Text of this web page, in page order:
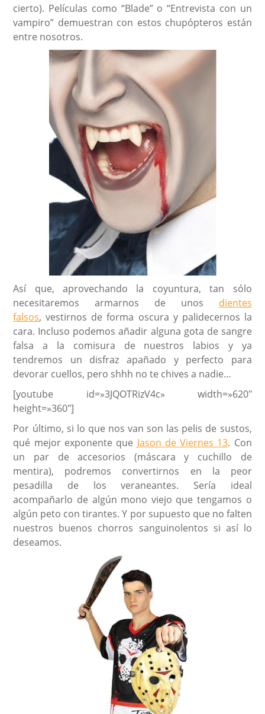
cierto). Películas como “Blade” o “Entrevista con un
vampiro” demuestran con estos chupópteros están
entre nosotros.
Así que, aprovechando la coyuntura, tan sólo
necesitaremos armarnos de unos dientes
falsos, vestirnos de forma oscura y palidecernos la
cara. Incluso podemos añadir alguna gota de sangre
falsa a la comisura de nuestros labios y ya
tendremos un disfraz apañado y perfecto para
devorar cuellos, pero shhh no te chives a nadie…
[youtube id=»3JQOTRizV4c» width=»620″
height=»360″]
Por último, si lo que nos van son las pelis de sustos,
qué mejor exponente que Jason de Viernes 13. Con
un par de accesorios (máscara y cuchillo de
mentira), podremos convertirnos en la peor
pesadilla de los veraneantes. Sería ideal
acompañarlo de algún mono viejo que tengamos o
algún peto con tirantes. Y por supuesto que no falten
nuestros buenos chorros sanguinolentos si así lo
deseamos.